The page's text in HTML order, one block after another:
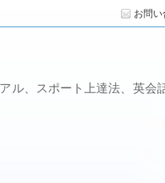
お問
ル、スポート上達法、英